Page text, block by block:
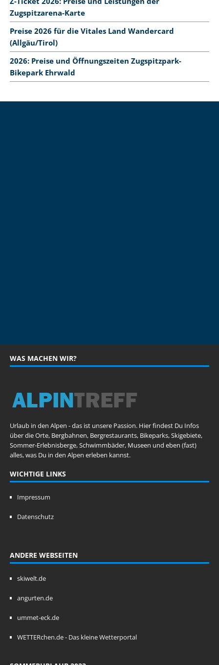
Zugspitzarena-Karte
Preise 2026 für die Vitales Land Wandercard
(Allgäu/Tirol)
2026: Preise und Öffnungszeiten Zugspitzpark-
Bikepark Ehrwald
WAS MACHEN WIR?
Urlaub in den Alpen - das ist unsere Passion. Hier findest Du Infos
über die Orte, Bergbahnen, Bergrestaurants, Bikeparks, Skigebiete,
Sommer-Erlebnisberge, Schwimmbäder, Museen und eben (fast)
alles, was Du in den Alpen erleben kannst.
WICHTIGE LINKS
Impressum
Datenschutz
ANDERE WEBSEITEN
skiwelt.de
angurten.de
ummet-eck.de
WETTERchen.de - Das kleine Wetterportal